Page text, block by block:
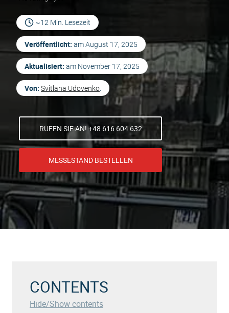
~12 Min. Lesezeit
Veröffentlicht: amAugust 17, 2025
Aktualisiert: am November 17, 2025
Von: Svitlana Udovenko
RUFEN SIE AN! +48 616 604 632
MESSESTAND BESTELLEN
CONTENTS
Hide/Show contents